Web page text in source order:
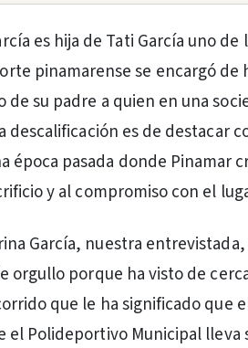
es hija de Tati García uno
pinamarense se encargó de
de su padre a quien en una
descalificación es de destacar
época pasada donde Pinamar
y al compromiso con el
García, nuestra
orgullo porque ha visto de
que le ha significado que
el Polideportivo Municipal lleva